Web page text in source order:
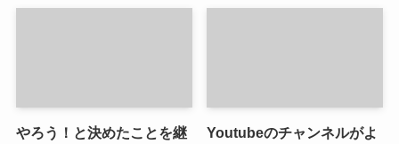
やろう！と決めたことを継
Youtubeのチャンネルがよ